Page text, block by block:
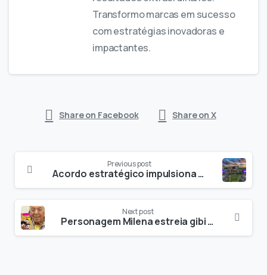
Transformo marcas em sucesso
com estratégias inovadoras e
impactantes.
Share on Facebook Share on X
Previous post
Acordo estratégico impulsiona o futuro da mídia exterior digital no Brasil
Next post
Personagem Milena estreia gibi solo e inicia nova era na Turma da Mônica